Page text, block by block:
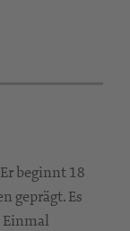
beginnt 18
geprägt. Es